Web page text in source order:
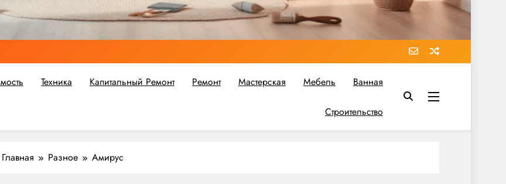
или крупное строительство, в Мастерской Советов вы найдете все необходимое для реализации своих идей!
Техника Капитальный Ремонт Ремонт Мастерская Мебель Ванная
Строительство
Главная Разное Амирус